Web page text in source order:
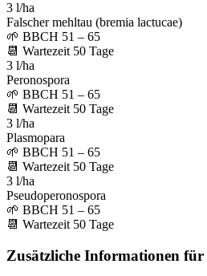
3 l/ha
Falscher mehltau (bremia lactucae)
🌱 BBCH 51 – 65
📆 Wartezeit 50 Tage
3 l/ha
Peronospora
🌱 BBCH 51 – 65
📆 Wartezeit 50 Tage
3 l/ha
Plasmopara
🌱 BBCH 51 – 65
📆 Wartezeit 50 Tage
3 l/ha
Pseudoperonospora
🌱 BBCH 51 – 65
📆 Wartezeit 50 Tage
Zusätzliche Informationen